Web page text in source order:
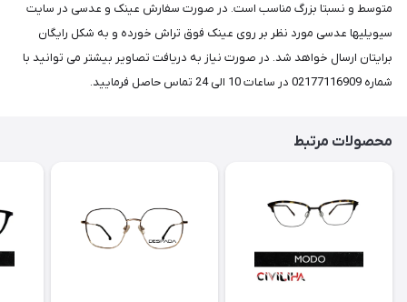
متوسط و نسبتا بزرگ مناسب است. در صورت سفارش عینک و عدسی در سایت
سیویلیها عدسی مورد نظر بر روی عینک فوق تراش خورده و به شکل رایگان
برایتان ارسال خواهد شد. در صورت نیاز به دریافت تصاویر بیشتر می توانید با
شماره 02177116909 در ساعات 10 الی 24 تماس حاصل فرمایید.
محصولات مرتبط